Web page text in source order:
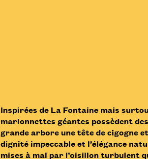
Inspirées de La Fontaine mais
marionnettes géantes possèdent
grande arbore une tête de cigogne
dignité impeccable et l’élégance
mises à mal par l’oisillon turbulent